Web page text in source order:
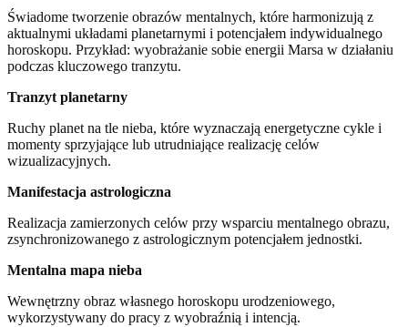
Świadome tworzenie obrazów mentalnych, które harmonizują z
aktualnymi układami planetarnymi i potencjałem indywidualnego
horoskopu. Przykład: wyobrażanie sobie energii Marsa w działaniu
podczas kluczowego tranzytu.
Tranzyt planetarny
Ruchy planet na tle nieba, które wyznaczają energetyczne cykle i
momenty sprzyjające lub utrudniające realizację celów
wizualizacyjnych.
Manifestacja astrologiczna
Realizacja zamierzonych celów przy wsparciu mentalnego obrazu,
zsynchronizowanego z astrologicznym potencjałem jednostki.
Mentalna mapa nieba
Wewnętrzny obraz własnego horoskopu urodzeniowego,
wykorzystywany do pracy z wyobraźnią i intencją.